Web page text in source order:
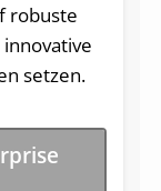
robuste
setzen.